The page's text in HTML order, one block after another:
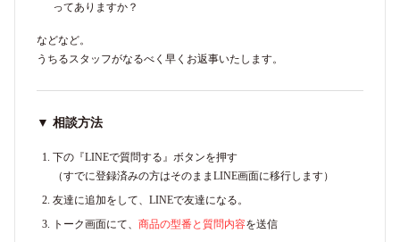
ってありますか？
などなど。
うちるスタッフがなるべく早くお返事いたします。
▼ 相談方法
下の『LINEで質問する』ボタンを押す
（すでに登録済みの方はそのままLINE画面に移行します）
友達に追加をして、LINEで友達になる。
トーク画面にて、 商品の型番と質問内容を送信